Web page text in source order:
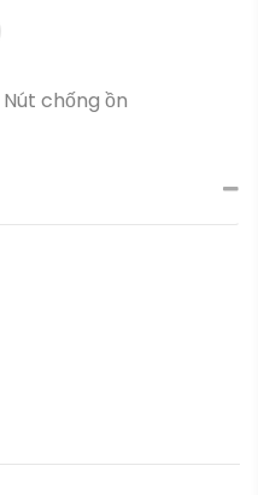
Nút chống ồn